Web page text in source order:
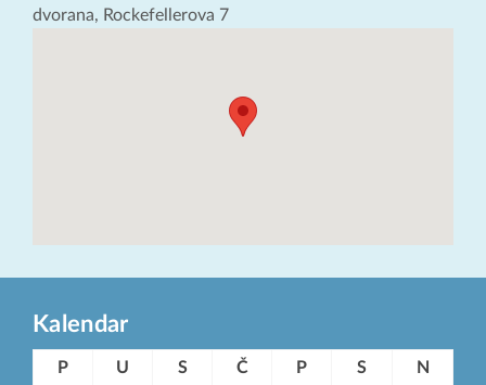
dvorana, Rockefellerova 7
Kalendar
P U S Č P S N